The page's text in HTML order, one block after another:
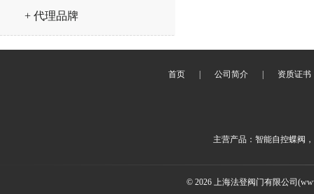
+ 代理品牌
首页 公司简介 资质证书
主营产品：智能自控蝶阀
© 2026 上海法登阀门有限公司